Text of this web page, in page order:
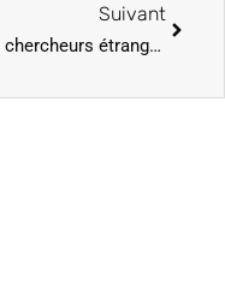
Suivant
L’Etat va consacrer 100 millions d’euros supplémentaires pour attirer les chercheurs étrangers en France, annonce Macron